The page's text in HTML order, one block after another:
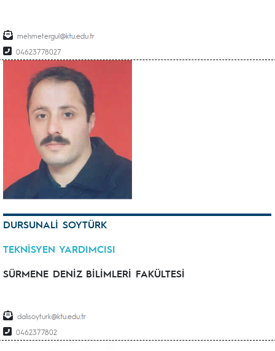
mehmetergul
04623778027
DURSUNALİ SOYTÜRK
TEKNİSYEN YARDIMCISI
SÜRMENE DENİZ BİLİMLERİ FAKÜLTESİ
dalisoyturk
0462377802